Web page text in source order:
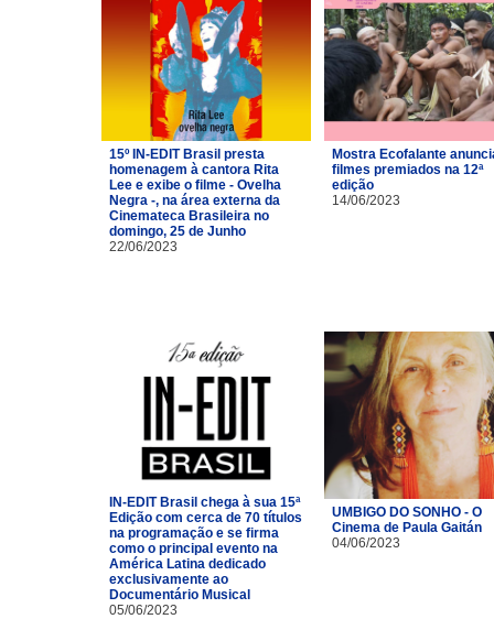
15º IN-EDIT Brasil presta
homenagem à cantora Rita
Lee e exibe o filme - Ovelha
Negra -, na área externa da
Cinemateca Brasileira no
domingo, 25 de Junho
22/06/2023
Mostra Ecofalante
filmes premiados na 12ª
edição
14/06/2023
IN-EDIT Brasil chega à sua 15ª
Edição com cerca de 70 títulos
na programação e se firma
como o principal evento na
América Latina dedicado
exclusivamente ao
Documentário Musical
05/06/2023
UMBIGO DO SONHO - O
Cinema de Paula Gaitán
04/06/2023